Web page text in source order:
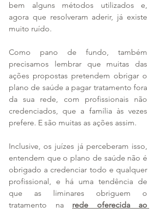
bem alguns métodos utilizados e,
agora que resolveram aderir, já existe
muito ruído.
Como pano de fundo, também
precisamos lembrar que muitas das
ações propostas pretendem obrigar o
plano de saúde a pagar tratamento fora
da sua rede, com profissionais não
credenciados, que a família às vezes
prefere. E são muitas as ações assim.
Inclusive, os juízes já perceberam isso,
entendem que o plano de saúde não é
obrigado a credenciar todo e qualquer
profissional, e há uma tendência de
que as liminares obriguem o
tratamento na rede oferecida ao